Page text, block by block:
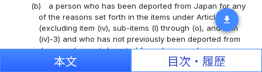
download
(b)
a person who has been deported from Japan for any
of the reasons set forth in the items under Article 24
(excluding item (iv), sub-items (l) through (o), and item
(iv)-3) and who has not previously been deported from
Japan or has not departed from Japan under a
departure order pursuant to the provisions of Article 55-
本文 目次・履歴